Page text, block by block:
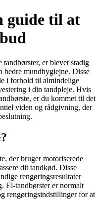
guide til at
tandbørster, er blevet stadig
bedre mundhygiejne. Disse
i forhold til almindelige
i din tandpleje. Hvis
er du kommet til det
viden og rådgivning, der
der bruger motoriserede
dit tandkød. Disse
rengøringsresultater
El-tandbørster er normalt
rengøringsindstillinger for at